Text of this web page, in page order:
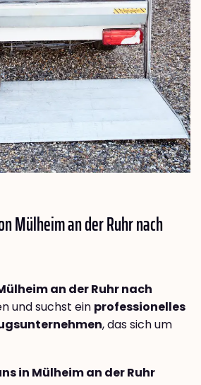
Mülheim an der Ruhr nach
an der Ruhr nach
und suchst ein professionelles
, das sich um
in Mülheim an der Ruhr